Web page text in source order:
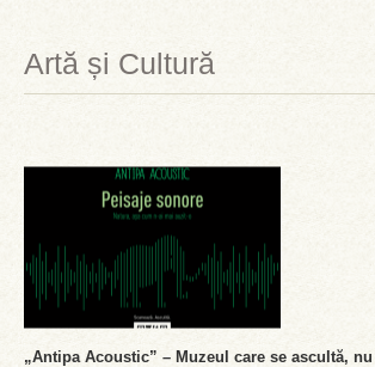
Artă și Cultură
„Antipa Acoustic” – Muzeul care se ascultă,